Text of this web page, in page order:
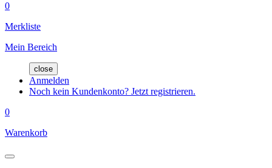
0
Merkliste
Mein Bereich
close
Anmelden
Noch kein Kundenkonto? Jetzt registrieren.
0
Warenkorb